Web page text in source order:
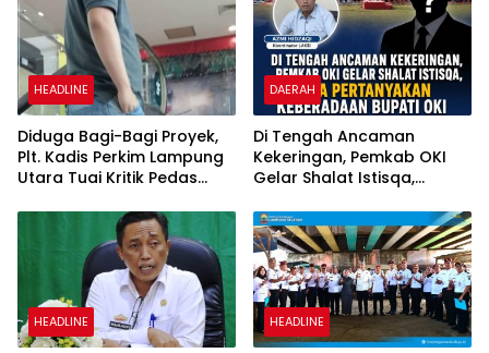
HEADLINE
Diduga Bagi-Bagi Proyek,
Plt. Kadis Perkim Lampung
Utara Tuai Kritik Pedas
DAERAH
Di Tengah Ancaman
Kekeringan, Pemkab OKI
Gelar Shalat Istisqa,
Keberadaan Bupati OKI
HEADLINE HEADLINE